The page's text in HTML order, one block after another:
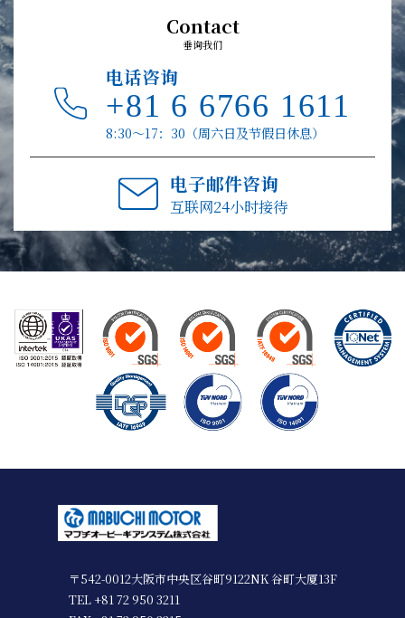
Contact
垂询我们
电话咨询
+81 6 6766 1611
8:30～17：30（周六日及节假日休息）
电子邮件咨询
互联网24小时接待
〒542-0012大阪市中央区谷町9122NK 谷町大厦13F
TEL +81 72 950 3211